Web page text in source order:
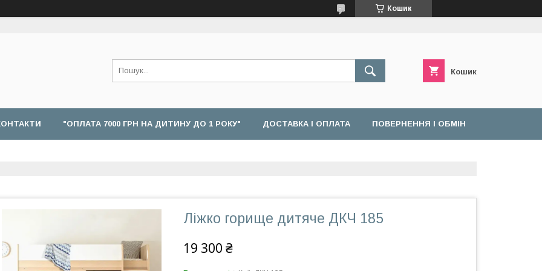
Кошик
Кошик
"ОПЛАТА 7000 ГРН НА ДИТИНУ ДО 1 РОКУ" ДОСТАВКА І ОПЛАТА ПОВЕРНЕННЯ І ОБМІН
Ліжко горище дитяче ДКЧ 185
19 300 ₴